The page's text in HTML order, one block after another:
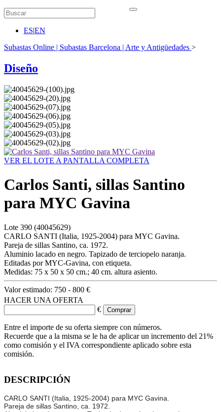
ES|EN
Subastas Online | Subastas Barcelona | Arte y Antigüedades >
Diseño
VER EL LOTE A PANTALLA COMPLETA
Carlos Santi, sillas Santino
para MYC Gavina
Lote 390 (40045629)
CARLO SANTI (Italia, 1925-2004) para MYC Gavina.
Pareja de sillas Santino, ca. 1972.
Aluminio lacado en negro. Tapizado de terciopelo naranja.
Editadas por MYC-Gavina, con etiqueta.
Medidas: 75 x 50 x 50 cm.; 40 cm. altura asiento.
Valor estimado: 750 - 800 €
HACER UNA OFERTA
€
Entre el importe de su oferta siempre con números.
Recuerde que a la misma se le ha de aplicar un incremento del 21%
como comisión y el IVA correspondiente aplicado sobre esta
comisión.
DESCRIPCIÓN
CARLO SANTI (Italia, 1925-2004) para MYC Gavina.
Pareja de sillas Santino, ca. 1972.